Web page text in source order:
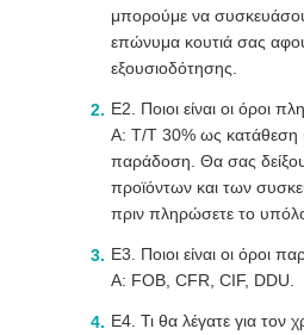
μπορούμε να
επώνυμα κουτιά σας
εξουσιοδότησης.
Ε2. Ποιοι είναι οι όροι
Α: T/T 30% ως κατάθεση
παράδοση. Θα σας
προϊόντων και των
πριν πληρώσετε το
Ε3. Ποιοι είναι οι όροι
Α: FOB, CFR, CIF, DDU.
Ε4. Τι θα λέγατε για